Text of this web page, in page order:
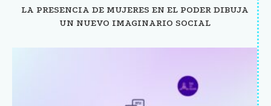
LA PRESENCIA DE MUJERES EN EL PODER DIBUJA
UN NUEVO IMAGINARIO SOCIAL